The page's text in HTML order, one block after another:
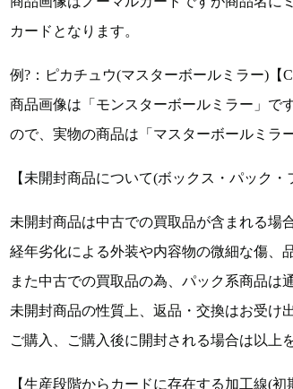
カードとなります。
例?：ピカチュウ(マスターボールミラー)【C
商品画像は「モンスターボールミラー」で
ので、実物の商品は「マスターボールミラ
【未開封商品について(ボックス・パック
未開封商品は中古での買取品が含まれる場
経年劣化による外装や内容物の微細な傷、
また中古での買取品の為、パック系商品は
未開封商品の性質上、返品・交換はお受け
ご購入、ご購入後に開封される場合は以上
【生産段階からカードに存在する加工線(初